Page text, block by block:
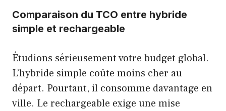
Comparaison du TCO entre hybride
simple et rechargeable
Étudions sérieusement votre budget global.
L’hybride simple coûte moins cher au
départ. Pourtant, il consomme davantage en
ville. Le rechargeable exige une mise